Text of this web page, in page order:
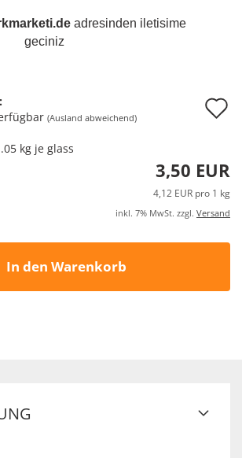
adresinden iletisime
geciniz
(Ausland abweichend)
kg je glass
3,50 EUR
4,12 EUR pro 1 kg
inkl. 7% MwSt. zzgl. Versand
In den Warenkorb